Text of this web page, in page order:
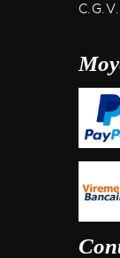
C.G.V.